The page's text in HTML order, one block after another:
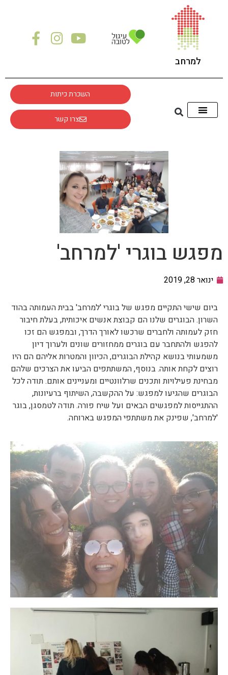
למרחב
השכרת כיתות
צרו קשר
מפגש בוגרי 'למרחב'
ינואר 28, 2019
ביום שישי התקיים מפגש של בוגרי 'למרחב' בבית העמותה בהוד
השרון. הבוגרים שלנו הם קבוצת אנשים איכותית, בעלת חיבור
חזק לעמותה ולחברים שרכשו לאורך הדרך, ובמפגש הם זכו
להפגש ולהתחבר עם בוגרים ממחזורים שונים ולערוך דיון
משמעותי בנושא קהילת הבוגרים, הכיוון והמטרות אליהם הם היו
רוצים לקחת אותה. בנוסף, המשתתפים הביעו את הצרכים שלהם
מבחינת פעילויות ותכנים שרלוונטיים ומעניינים אותם. תודה לכל
הבוגרים שהגיעו למפגש: על ההקשבה, השיתוף ברעיונות,
ההתגייסות למפגשים הבאים ועל שיח פורה. תודה לטמסגן, בוגר
'למרחב', שפינק את משתתפי המפגש בארוחה.